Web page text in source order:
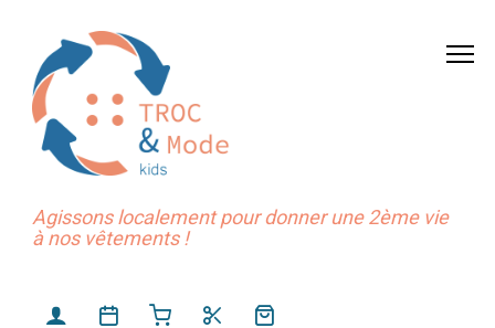
Agissons localement pour donner une 2ème vie
à nos vêtements !